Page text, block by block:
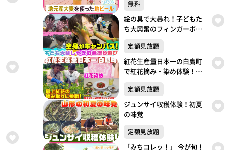
無料
絵の具で大暴れ！子どもた
ち大興奮のフィンガーボデ
定額見放題
紅花生産量日本一の白鷹町
で紅花摘み・染め体験！本
定額見放題
ジュンサイ収穫体験！初夏
の味覚
定額見放題
「みちコレッ！」 今が旬！